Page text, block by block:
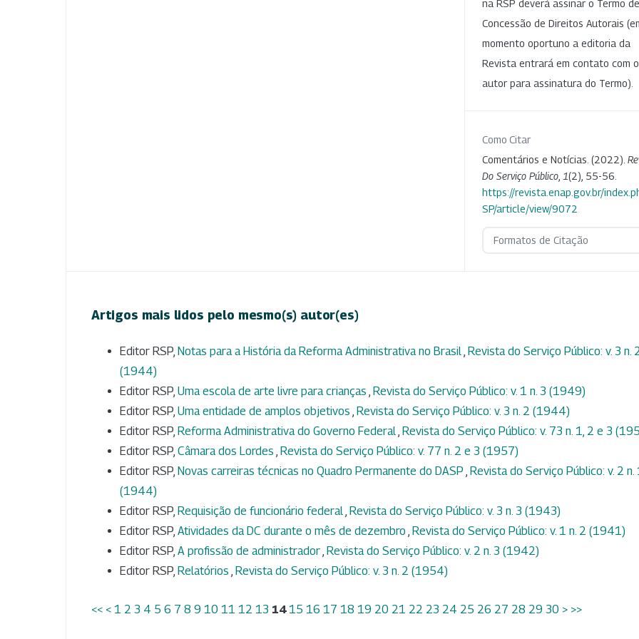
na RSP deverá assinar o Termo de
Concessão de Direitos Autorais
momento oportuno a editoria da
Revista entrará em contato com o
autor para assinatura do Termo).
Como Citar
Comentários e Notícias. (2022).
Do Serviço Público 1(2), 55-56.
https://revista.enap.gov.br/
SP/article/view/9072
Formatos de Citação
Artigos mais lidos pelo mesmo(s) autor(es)
Editor RSP, Notas para a História da Reforma Administrativa no Brasil, Revista do Serviço Público: v. 3 n.
(1944)
Editor RSP, Uma escola de arte livre para crianças , Revista do Serviço Público: v. 1 n. 3 (1949)
Editor RSP, Uma entidade de amplos objetivos , Revista do Serviço Público: v. 3 n. 2 (1944)
Editor RSP, Reforma Administrativa do Governo Federal, Revista do Serviço Público: v. 73 n. 1, 2 e 3
Editor RSP, Câmara dos Lordes , Revista do Serviço Público: v. 77 n. 2 e 3 (1957)
Editor RSP, Novas carreiras técnicas no Quadro Permanente do DASP , Revista do Serviço Público: v. 2 n.
(1944)
Editor RSP, Requisição de funcionário federal, Revista do Serviço Público: v. 3 n. 3 (1943)
Editor RSP, Atividades da DC durante o mês de dezembro , Revista do Serviço Público: v. 1 n. 2 (1941)
Editor RSP, A profissão de administrador, Revista do Serviço Público: v. 2 n. 3 (1942)
Editor RSP, Relatórios , Revista do Serviço Público: v. 3 n. 2 (1954)
<< < 1 2 3 4 5 6 7 8 9 10 11 12 13 14 15 16 17 18 19 20 21 22 23 24 25 26 27 28 29 30 > >>